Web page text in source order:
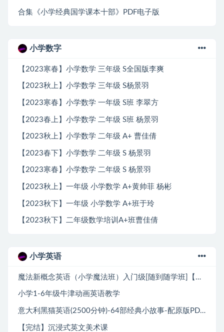
合集《小学经典国学课本十部》PDF电子版
小学数字
【2023寒春】小学数学 三年级 S全国版李爽
【2023秋上】小学数学 三年级 S杨景羽
【2023寒春】小学数学 一年级 S班 李翠方
【2023春上】小学数学 二年级 S班 杨景羽
【2023秋上】小学数学 二年级 A+ 曹佳倩
【2023春下】小学数学 二年级 S 杨景羽
【2023寒春】小学数学 二年级 S 杨景羽
【2023秋上】一年级 小学数学 A+黄帅菲 杨彬
【2023秋下】一年级 小学数学 A+班于玲
【2023秋下】二年级数学培训A+班曹佳倩
小学英语
魔法新概念英语（小学魔法班）入门级[随到随学班]【完结】
小学1-6年级牛津动画英语教学
意大利黑猫英语(2500分钟)-64部经典小故事-配原版PDF+MP3
【完结】沉浸式英文美术课